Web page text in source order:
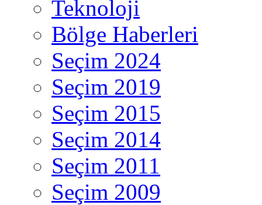
Teknoloji
Bölge Haberleri
Seçim 2024
Seçim 2019
Seçim 2015
Seçim 2014
Seçim 2011
Seçim 2009